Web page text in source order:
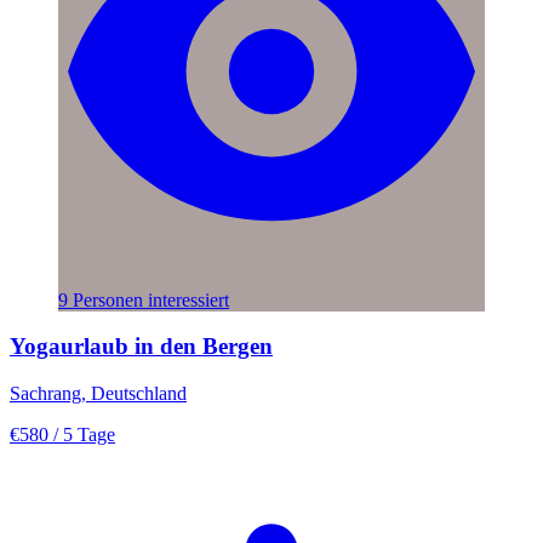
9 Personen interessiert
Yogaurlaub in den Bergen
Sachrang, Deutschland
€580 / 5 Tage